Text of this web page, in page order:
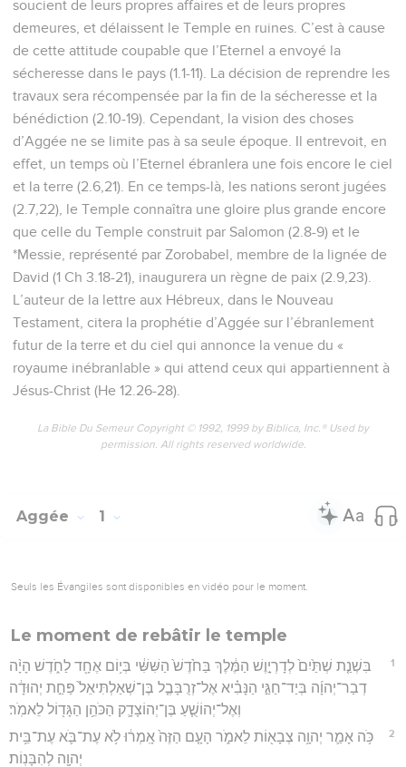
soucient de leurs propres affaires et de leurs propres
demeures, et délaissent le Temple en ruines. C’est à cause
de cette attitude coupable que l’Eternel a envoyé la
sécheresse dans le pays (1.1-11). La décision de reprendre les
travaux sera récompensée par la fin de la sécheresse et la
bénédiction (2.10-19). Cependant, la vision des choses
d’Aggée ne se limite pas à sa seule époque. Il entrevoit, en
effet, un temps où l’Eternel ébranlera une fois encore le ciel
et la terre (2.6,21). En ce temps-là, les nations seront jugées
(2.7,22), le Temple connaîtra une gloire plus grande encore
que celle du Temple construit par Salomon (2.8-9) et le
*Messie, représenté par Zorobabel, membre de la lignée de
David (1 Ch 3.18-21), inaugurera un règne de paix (2.9,23).
L’auteur de la lettre aux Hébreux, dans le Nouveau
Testament, citera la prophétie d’Aggée sur l’ébranlement
futur de la terre et du ciel qui annonce la venue du «
royaume inébranlable » qui attend ceux qui appartiennent à
Jésus-Christ (He 12.26-28).
La Bible Du Semeur Copyright © 1992, 1999 by Biblica, Inc.® Used by
permission. All rights reserved worldwide.
Aggée 1
Seuls les Évangiles sont disponibles en vidéo pour le moment.
Le moment de rebâtir le temple
1
בִּשְׁנַ֤ת שְׁתַּ֙יִם֙ לְדָרְיָ֣וֶשׁ הַמֶּ֔לֶךְ בַּחֹ֙דֶשׁ֙ הַשִּׁשִּׁ֔י בְּי֥וֹם אֶחָ֖ד לַחֹ֑דֶשׁ הָיָ֨ה
דְבַר־יְהוָ֜ה בְּיַד־חַגַּ֣י הַנָּבִ֗יא אֶל־זְרֻבָּבֶ֤ל בֶּן־שְׁאַלְתִּיאֵל֙ פַּחַ֣ת יְהוּדָ֔ה
וְאֶל־יְהוֹשֻׁ֧עַ בֶּן־יְהוֹצָדָ֛ק הַכֹּהֵ֥ן הַגָּד֖וֹל לֵאמֹֽר׃
2
כֹּ֥ה אָמַ֛ר יְהוָ֥ה צְבָא֖וֹת לֵאמֹ֑ר הָעָ֤ם הַזֶּה֙ אָֽמְר֔וּ לֹ֥א עֶת־בֹּ֛א עֶת־בֵּ֥ית
יְהוָ֖ה לְהִבָּנֽוֹת׃